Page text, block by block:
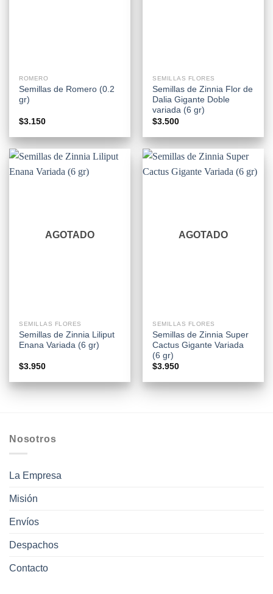
ROMERO
Semillas de Romero (0.2
gr)
$3.150
SEMILLAS FLORES
Semillas de Zinnia Flor de
Dalia Gigante Doble
variada (6 gr)
$3.500
AGOTADO
SEMILLAS FLORES
Semillas de Zinnia Liliput
Enana Variada (6 gr)
$3.950
AGOTADO
SEMILLAS FLORES
Semillas de Zinnia Super
Cactus Gigante Variada
(6 gr)
$3.950
Nosotros
La Empresa
Misión
Envíos
Despachos
Contacto